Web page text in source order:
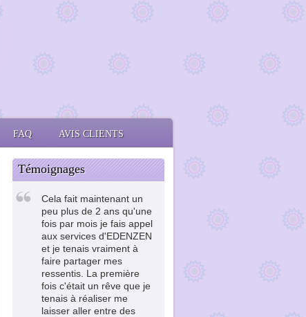
FAQ AVIS CLIENTS
Témoignages
Cela fait maintenant un
peu plus de 2 ans qu'une
fois par mois je fais appel
aux services d'EDENZEN
et je tenais vraiment à
faire partager mes
ressentis. La première
fois c'était un rêve que je
tenais à réaliser me
laisser aller entre des